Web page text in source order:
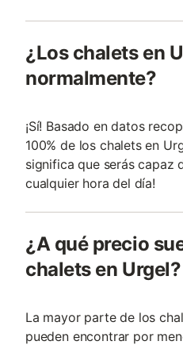
¿Los chalets en
normalmente?
¡Sí! Basado en datos
100% de los chalets en
significa que serás capaz
cualquier hora del día!
¿A qué precio
chalets en Urgel?
La mayor parte de los
pueden encontrar por